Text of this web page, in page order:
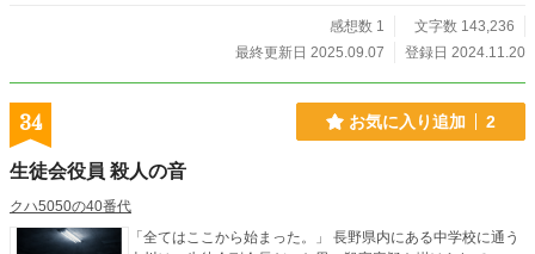
しむ彼女に、事件が発生したと席を立つ。 そこにはなぜかフ
ィンリーもいて、ふたりは事件に巻き込まれていく。 クレオ
者の身に不幸が訪れる。 居合わせたフィンリーにアリバイは
なく、警察からも疑われることになり、ハルカは無実を晴ら
感想数 1
文字数 143,236
最終更新日 2025.09.07
登録日 2024.11.20
34 お気に入り追加 2
生徒会役員 殺人の音
クハ5050の40番代
「全てはここから始まった。」 長野県内にある中学校に通う